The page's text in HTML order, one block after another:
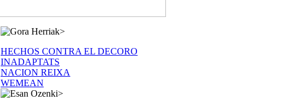
>
HECHOS CONTRA EL DECORO
INADAPTATS
NACION REIXA
WEMEAN
>